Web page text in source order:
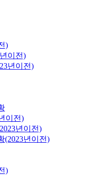
)
이전)
년이전)
이전)
년이전)
(2023년이전)
)